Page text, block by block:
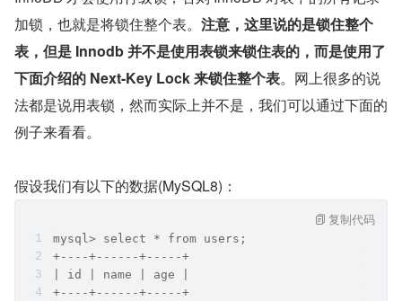
加锁，也就是将锁住整个表。 注意，这里说的是锁住整个
表，但是 Innodb 并不是使用表锁来锁住表的，而是使用了
下面介绍的 Next-Key Lock 来锁住整个表。网上很多的说
法都是说用表锁，然而实际上并不是，我们可以通过下面的
例子来看看。
假设我们有以下的数据(MySQL8)：
mysql> select * from users;
+----+------+-----+
| id | name | age |
+----+------+-----+
复制代码